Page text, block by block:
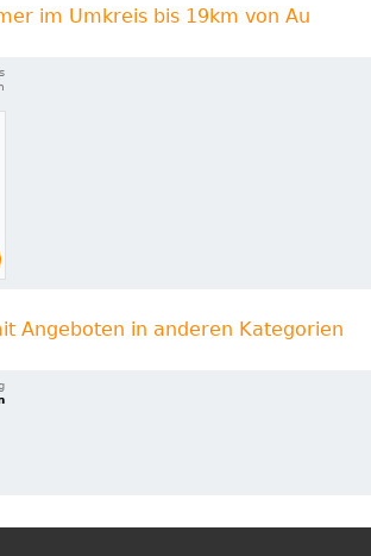
im Umkreis bis 19km von Au
Angeboten in anderen Kategorien